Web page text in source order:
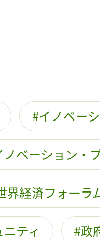
イノベー
ベーション・
界経済フォーラ
ティ 政